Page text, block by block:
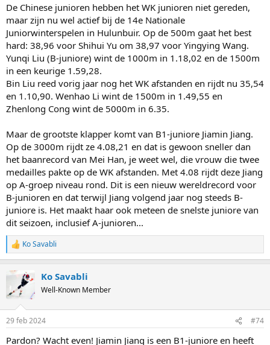
De Chinese junioren hebben het WK junioren niet gereden,
maar zijn nu wel actief bij de 14e Nationale
Juniorwinterspelen in Hulunbuir. Op de 500m gaat het best
hard: 38,96 voor Shihui Yu om 38,97 voor Yingying Wang.
Yunqi Liu (B-juniore) wint de 1000m in 1.18,02 en de 1500m
in een keurige 1.59,28.
Bin Liu reed vorig jaar nog het WK afstanden en rijdt nu 35,54
en 1.10,90. Wenhao Li wint de 1500m in 1.49,55 en
Zhenlong Cong wint de 5000m in 6.35.
Maar de grootste klapper komt van B1-juniore Jiamin Jiang.
Op de 3000m rijdt ze 4.08,21 en dat is gewoon sneller dan
het baanrecord van Mei Han, je weet wel, die vrouw die twee
medailles pakte op de WK afstanden. Met 4.08 rijdt deze Jiang
op A-groep niveau rond. Dit is een nieuw wereldrecord voor
B-junioren en dat terwijl Jiang volgend jaar nog steeds B-
juniore is. Het maakt haar ook meteen de snelste juniore van
dit seizoen, inclusief A-junioren...
R
e
c
t
i
s
Ko Savabli
Ko Savabli
Well-Known Member
29 feb 2024 #74
Pardon? Wacht even! Jiamin Jiang is een B1-juniore en heeft